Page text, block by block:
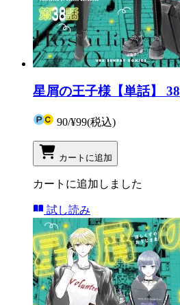
星屑の王子様【単話】 38
90/¥99(税込)
カートに追加
カートに追加しました
試し読み